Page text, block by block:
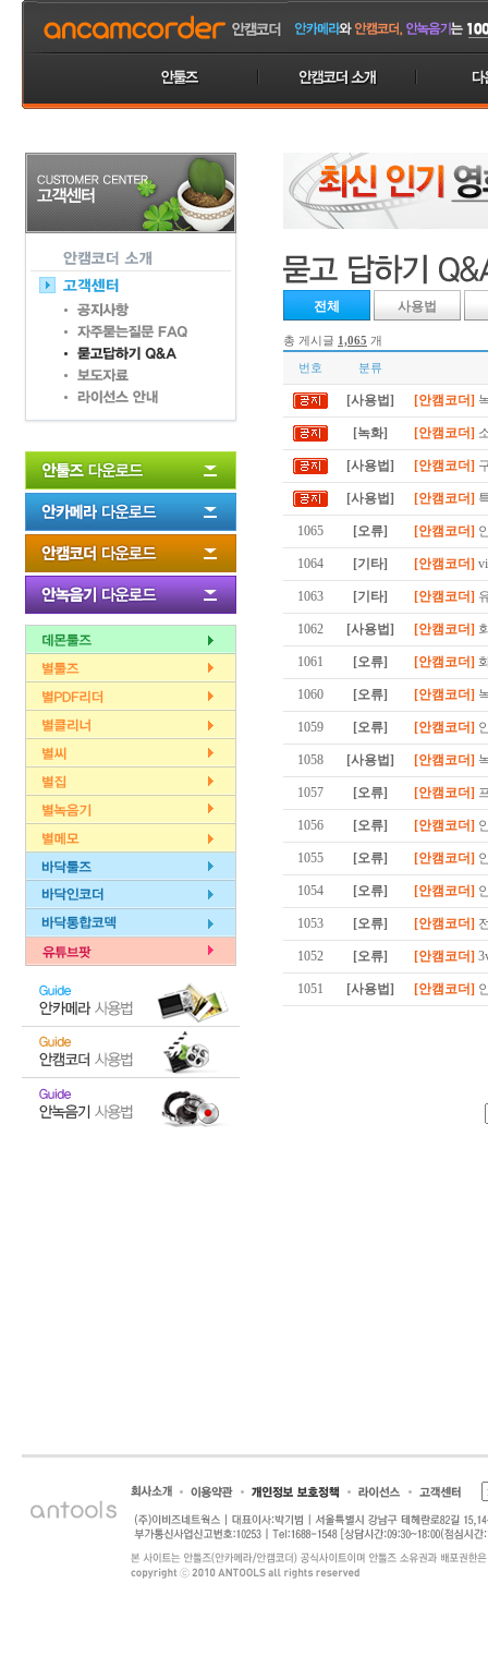
전체 사용법
총 게시글 1,065 개
번호 분류
[사용법] [안캠코더]
[녹화] [안캠코더]
[사용법] [안캠코더]
[사용법] [안캠코더]
1065 [오류] [안캠코더]
1064 [기타] [안캠코더]
1063 [기타] [안캠코더]
1062 [사용법] [안캠코더]
1061 [오류] [안캠코더]
1060 [오류] [안캠코더]
1059 [오류] [안캠코더]
1058 [사용법] [안캠코더]
1057 [오류] [안캠코더]
1056 [오류] [안캠코더]
1055 [오류] [안캠코더]
1054 [오류] [안캠코더]
1053 [오류] [안캠코더]
1052 [오류] [안캠코더]
1051 [사용법] [안캠코더]